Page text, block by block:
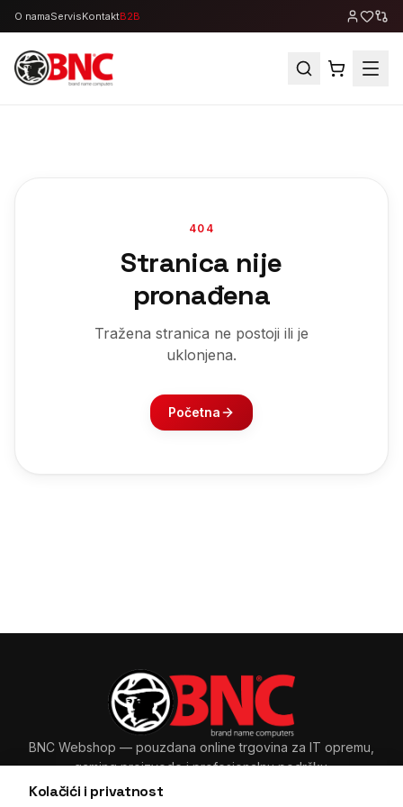
O namaServisKontaktB2B
Kolačići i privatnost
404
Stranica nije
pronađena
Tražena stranica ne postoji ili je
uklonjena.
Početna
BNC Webshop — pouzdana online trgovina za IT opremu,
gaming proizvode i profesionalnu podršku.